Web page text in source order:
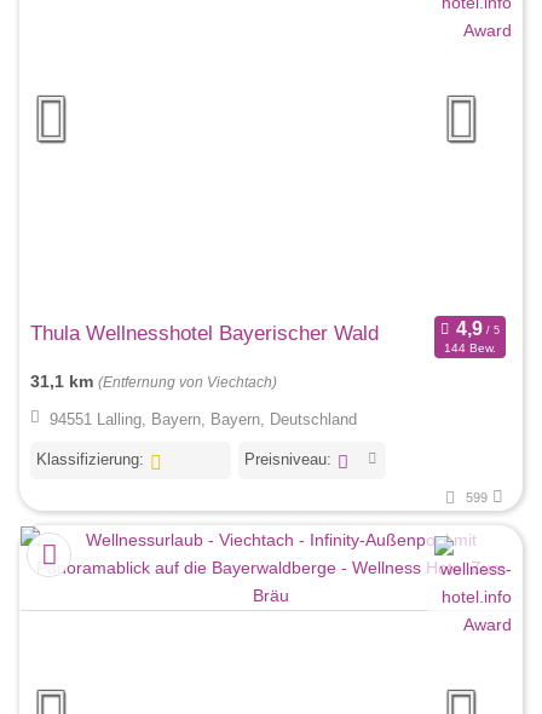
Thula Wellnesshotel Bayerischer Wald
144 Bew.
31,1 km (Entfernung von Viechtach)
94551 Lalling, Bayern, Bayern, Deutschland
Klassifizierung: Preisniveau:
599